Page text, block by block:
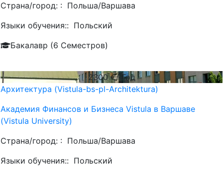
Страна/город: : Польша/Варшава
Языки обучения:: Польский
Бакалавр (6 Семестров)
2300€/ Год
Архитектура (Vistula-bs-pl-Architektura)
Академия Финансов и Бизнеса Vistula в Варшаве
(Vistula University)
Страна/город: : Польша/Варшава
Языки обучения:: Польский